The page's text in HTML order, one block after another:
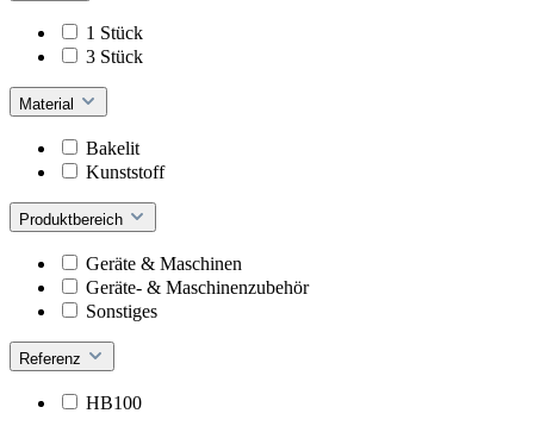
1 Stück
3 Stück
Material
Bakelit
Kunststoff
Produktbereich
Geräte & Maschinen
Geräte- & Maschinenzubehör
Sonstiges
Referenz
HB100